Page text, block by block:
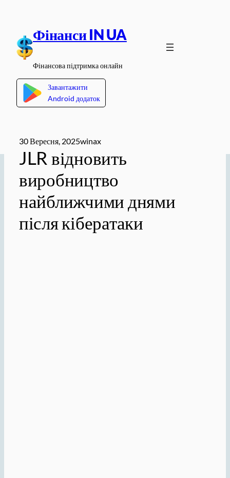
вмісту
Фінанси IN UA
Фінансова підтримка онлайн
Завантажити
Android додаток
30 Вересня, 2025winax
JLR відновить
виробництво
найближчими днями
після кібератаки